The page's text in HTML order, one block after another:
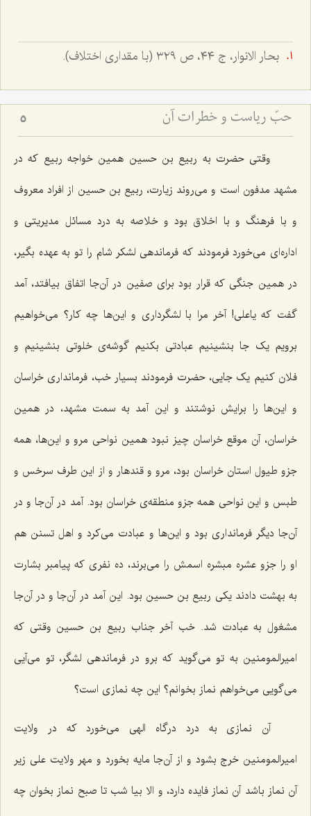
بحار الانوار، ج ٤٤، ص ٣٢٩ (با مقدارى اختلاف).
حبّ ریاست و خطرات آن 5
وقتی حضرت به ربیع بن حسین همین خواجه ربیع که در
مشهد مدفون است و می‌روند زیارت، ربیع بن حسین از افراد معروف
و با فرهنگ و با اخلاق بود و خلاصه به درد مسائل مدیریتی و
اداره‌ای می‌خورد فرمودند که فرماندهی لشکر شام را تو به عهده بگیر،
در همین جنگی که قرار بود برای صفین در آن‌جا اتفاق بیافتد، آمد
گفت که یاعلی! آخر مرا با لشگرداری و این‌ها چه کار؟ می‌خواهیم
برویم یک جا بنشینیم عبادتی بکنیم گوشه‌ی خلوتی بنشینیم و
فلان کنیم یک جایی، حضرت‌ فرمودند بسیار خب، فرمانداری خراسان
و این‌ها را برایش نوشتند و این آمد به سمت مشهد، در همین
خراسان، آن موقع خراسان چیز نبود همین نواحی مرو و این‌ها، همه
جزو طیول استان خراسان بود، مرو و قندهار و از این طرف سرخس و
طبس و این نواحی همه جزو منطقه‌ی خراسان بود. آمد در آن‌جا و در
آن‌جا دیگر فرمانداری بود و این‌ها و عبادت می‌کرد و اهل تسنن هم
او را جزو عشره مبشره اسمش را می‌برند، ده نفری که پیامبر بشارت
به بهشت دادند یکی ربیع بن حسین بود. این آمد در آن‌جا و در آن‌جا
مشغول به عبادت شد. خب آخر جناب ربیع بن حسین وقتی که
امیرالمومنین به تو می‌گوید که برو در فرماندهی لشگر، تو می‌آیی
می‌گویی می‌خواهم نماز بخوانم؟ این چه نمازی است؟
آن نمازی به درد درگاه الهی می‌خورد که در ولایت
امیرالمومنین خرج بشود و از آن‌جا مایه بخورد و مهر ولایت علی زیر
آن نماز باشد آن نماز فایده دارد، و الا بیا شب تا صبح نماز بخوان چه